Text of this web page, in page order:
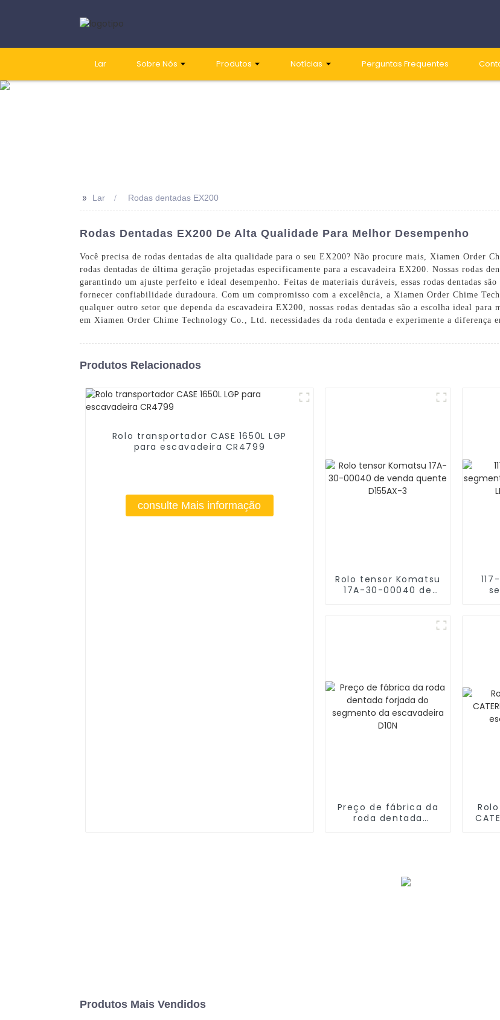
Lar Sobre Nós Produtos Notícias Perguntas Frequentes
>> Lar Rodas dentadas EX200
Rodas Dentadas EX200 De Alta Qualidade Para Melhor Desempenho
Você precisa de rodas dentadas de alta qualidade para o seu EX200? Não procure mais, Xiamen Order
rodas dentadas de última geração projetadas especificamente para a escavadeira EX200. Nossas rodas
garantindo um ajuste perfeito e ideal desempenho. Feitas de materiais duráveis, essas rodas dentadas
fornecer confiabilidade duradoura. Com um compromisso com a excelência, a Xiamen Order Chime
qualquer outro setor que dependa da escavadeira EX200, nossas rodas dentadas são a escolha ideal
em Xiamen Order Chime Technology Co., Ltd. necessidades da roda dentada e experimente a diferença
Produtos Relacionados
Rolo transportador CASE 1650L LGP
para escavadeira CR4799
consulte Mais informação
Rolo tensor Komatsu
17A-30-00040 de
Preço de fábrica da
roda dentada
Produtos Mais Vendidos